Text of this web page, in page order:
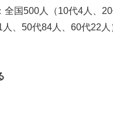
全国500人（10代4人、
人、50代84人、60代22人